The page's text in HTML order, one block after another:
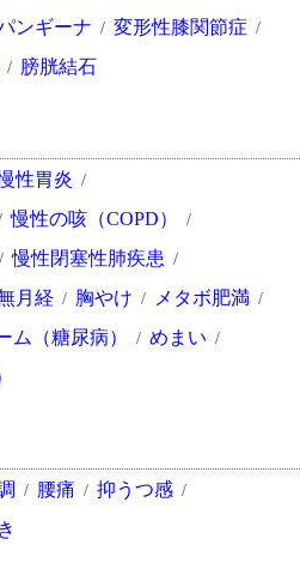
ンギーナ
変形性膝関節症
膀胱結石
性胃炎
慢性の咳（COPD）
慢性閉塞性肺疾患
月経 胸やけ
メタボ肥満
ム（糖尿病）
めまい
腰痛
抑うつ感